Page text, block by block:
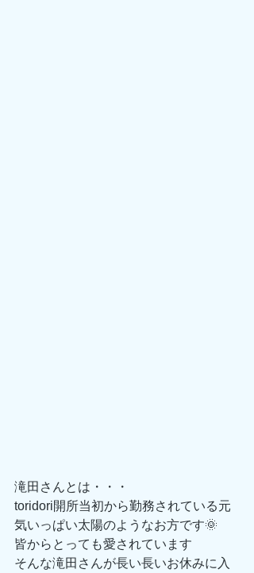
滝田さんとは・・・
toridori開所当初から勤務されている元
気いっぱい太陽のようなお方です🌞
皆からとっても愛されています
そんな滝田さんが長い長いお休みに入